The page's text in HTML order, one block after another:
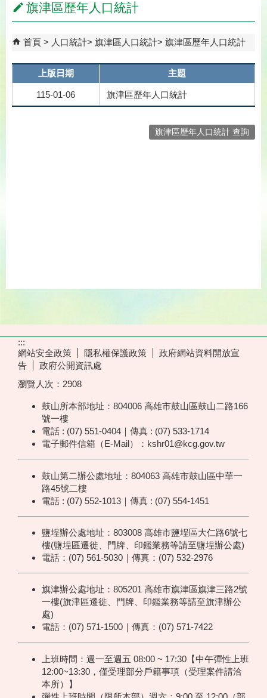
旗津區歷年人口統計
首頁 人口統計 旗津區人口統計 旗津區歷年人口統計
上版日期 主題
115-01-06 旗津區歷年人口統計
旗津區歷年人口統計 查詢
:::
網站安全政策
隱私權保護政策
政府網站資料開放宣
告
政府公開資訊處
瀏覽人次： 2908
鼓山所本部地址：804006 高雄市鼓山區鼓山二路166
號一樓
電話 : (07) 551-0404｜傳真 : (07) 533-1714
電子郵件信箱（E-Mail）：kshr01@kcg.gov.tw
鼓山第二辦公處地址：804063 高雄市鼓山區中華一
路45號二樓
電話 : (07) 552-1013｜傳真 : (07) 554-1451
鹽埕辦公處地址：803008 高雄市鹽埕區大仁路6號七
樓(鹽埕區遷徙、門牌、印鑑業務等請至鹽埕辦公處)
電話：(07) 561-5030｜傳真：(07) 532-2976
旗津辦公處地址：805201 高雄市旗津區旗津三路2號
一樓(旗津區遷徙、門牌、印鑑業務等請至旗津辦公
處)
電話：(07) 571-1500｜傳真：(07) 571-7422
上班時間：週一至週五 08:00 ~ 17:30【中午彈性上班
12:00~13:30，僅受理部分戶籍事項（受理案件請洽
本所）】